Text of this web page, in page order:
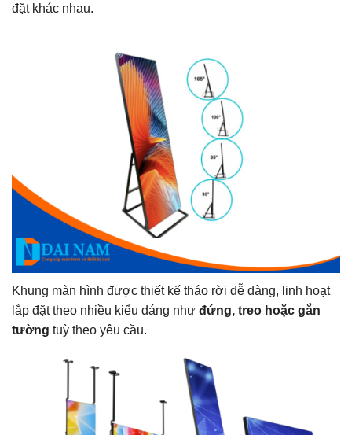
đặt khác nhau.
Khung màn hình được thiết kế tháo rời dễ dàng, linh hoạt
lắp đặt theo nhiều kiểu dáng như đứng, treo hoặc gắn
tường tuỳ theo yêu cầu.